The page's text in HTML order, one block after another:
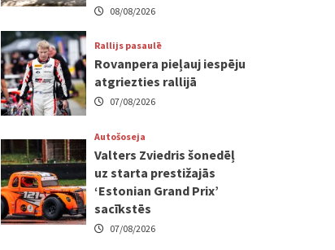
08/08/2026
Rallijs pasaulē
Rovanpera pieļauj iespēju
atgriezties rallijā
07/08/2026
Autošoseja
Valters Zviedris šonedēļ
uz starta prestižajās
‘Estonian Grand Prix’
sacīkstēs
07/08/2026